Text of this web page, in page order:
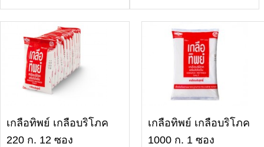
เกลือทิพย์ เกลือบริโภค
220 ก. 12 ซอง
เกลือทิพย์ เกลือบริโภค
1000 ก. 1 ซอง